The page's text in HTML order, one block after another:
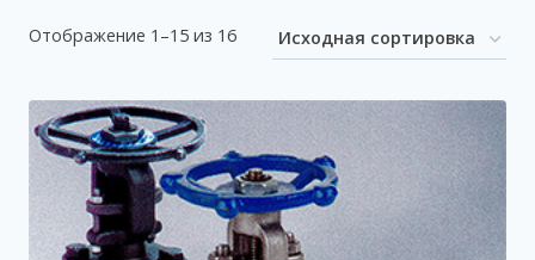
Отображение 1–15 из 16